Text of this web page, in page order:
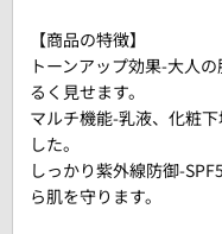
【商品の特徴】
トーンアップ効果-大人
るく見せます。
マルチ機能-乳液、化粧
した。
しっかり紫外線防御-
ら肌を守ります。